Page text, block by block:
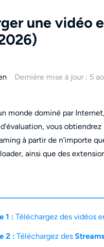
une vidéo
Dernière mise à jour : 5
monde dominé par
vous
à partir de n'importe
ainsi que des
1 : Téléchargez des vidéos
2 : Téléchargez des Streams